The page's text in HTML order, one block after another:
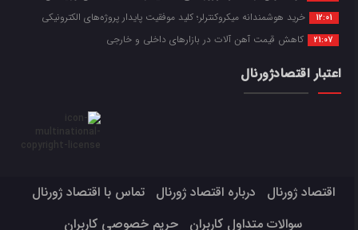
12:01 خرید هوشمندانه میکروکنترلر؛ کلید موفقیت پایدار پروژه‌های الکترونیکی
21:07 کاهش قیمت آهن آلات در بازارهای داخلی و خارجی
اعتبار اقتصادژورنال
اقتصاد ژورنال درباره اقتصاد ژورنال
تماس با اقتصاد ژورنال
سوالات متداول کاربران
حریم خصوصی کاربران